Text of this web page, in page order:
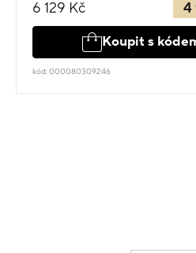
6 129 Kč 4
Koupit s
kód: 000080309246